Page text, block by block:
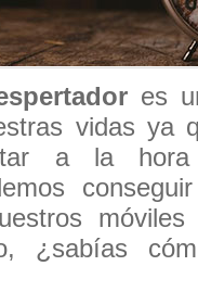
es
vidas ya
a la hora
¿sabías